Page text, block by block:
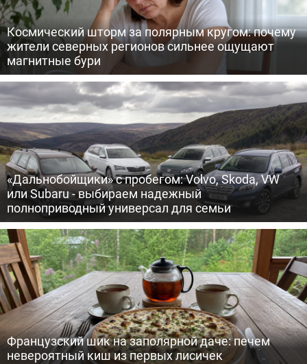
Космический шторм за полярным кругом: почему
жители северных регионов сильнее ощущают
магнитные бури
«Дальнобойщики» с пробегом: Volvo, Skoda, VW
или Subaru - выбираем надежный
полноприводный универсал для семьи
Французский шик на заполярной даче: печем
невероятный киш из первых лисичек